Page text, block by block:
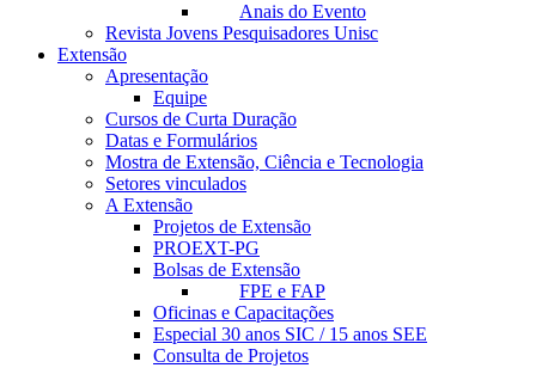
Anais do Evento
Revista Jovens Pesquisadores Unisc
Extensão
Apresentação
Equipe
Cursos de Curta Duração
Datas e Formulários
Mostra de Extensão, Ciência e Tecnologia
Setores vinculados
A Extensão
Projetos de Extensão
PROEXT-PG
Bolsas de Extensão
FPE e FAP
Oficinas e Capacitações
Especial 30 anos SIC / 15 anos SEE
Consulta de Projetos